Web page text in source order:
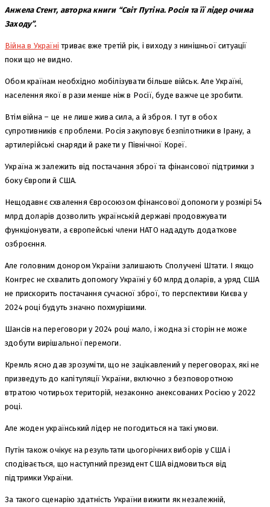
Анжела Стент, авторка книги “Світ Путіна. Росія та її лідер очима
Заходу”.
Війна в Україні триває вже третій рік, і виходу з нинішньої ситуації
поки що не видно.
Обом країнам необхідно мобілізувати більше військ. Але Україні,
населення якої в рази менше ніж в Росії, буде важче це зробити.
Втім війна – це не лише жива сила, а й зброя. І тут в обох
супротивників є проблеми. Росія закуповує безпілотники в Ірану, а
артилерійські снаряди й ракети у Північної Кореї.
Україна ж залежить від постачання зброї та фінансової підтримки з
боку Європи й США.
Нещодавнє схвалення Євросоюзом фінансової допомоги у розмірі 54
млрд доларів дозволить українській державі продовжувати
функціонувати, а європейські члени НАТО нададуть додаткове
озброєння.
Але головним донором України залишають Сполучені Штати. І якщо
Конгрес не схвалить допомогу Україні у 60 млрд доларів, а уряд США
не прискорить постачання сучасної зброї, то перспективи Києва у
2024 році будуть значно похмурішими.
Шансів на переговори у 2024 році мало, і жодна зі сторін не може
здобути вирішальної перемоги.
Кремль ясно дав зрозуміти, що не зацікавлений у переговорах, які не
призведуть до капітуляції України, включно з безповоротною
втратою чотирьох територій, незаконно анексованих Росією у 2022
році.
Але жоден український лідер не погодиться на такі умови.
Путін також очікує на результати цьогорічних виборів у США і
сподівається, що наступний президент США відмовиться від
підтримки України.
За такого сценарію здатність України вижити як незалежній,